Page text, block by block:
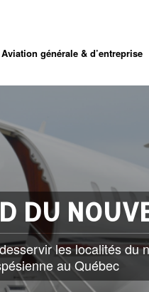
Aviation générale & d’entreprise
DU
les localités
au Québec